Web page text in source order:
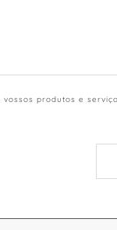
produtos e